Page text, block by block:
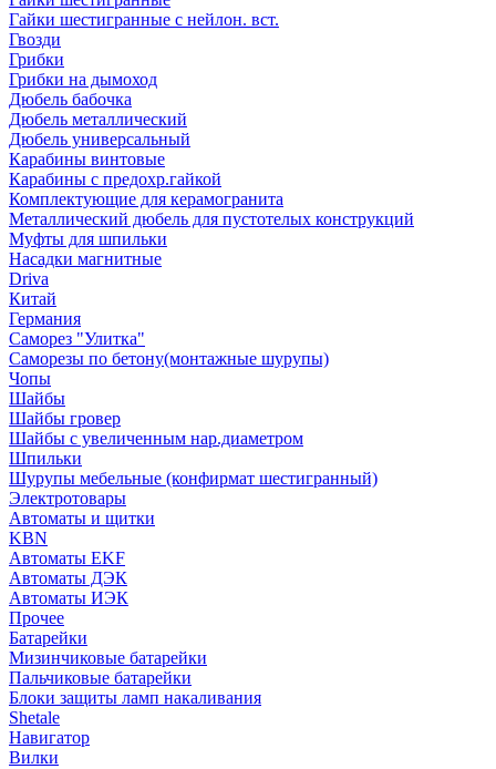
Гайки шестигранные с нейлон. вст.
Гвозди
Грибки
Грибки на дымоход
Дюбель бабочка
Дюбель металлический
Дюбель универсальный
Карабины винтовые
Карабины с предохр.гайкой
Комплектующие для керамогранита
Металлический дюбель для пустотелых конструкций
Муфты для шпильки
Насадки магнитные
Driva
Китай
Германия
Саморез "Улитка"
Саморезы по бетону(монтажные шурупы)
Чопы
Шайбы
Шайбы гровер
Шайбы с увеличенным нар.диаметром
Шпильки
Шурупы мебельные (конфирмат шестигранный)
Электротовары
Автоматы и щитки
KBN
Автоматы EKF
Автоматы ДЭК
Автоматы ИЭК
Прочее
Батарейки
Мизинчиковые батарейки
Пальчиковые батарейки
Блоки защиты ламп накаливания
Shetale
Навигатор
Вилки